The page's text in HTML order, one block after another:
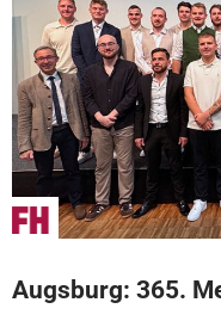
Augsburg: 365.